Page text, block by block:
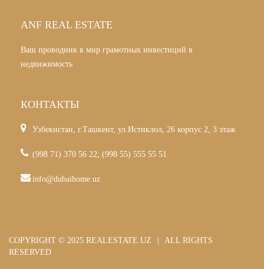
ANF REAL ESTATE
Ваш проводник в мир грамотных инвестиций в
недвижимость
КОНТАКТЫ
Узбекистан, г.Ташкент, ул.Истиклол, 26 корпус 2, 3 этаж
(998 71) 370 56 22; (998 55) 555 55 51
info@dubaihome.uz
COPYRIGHT © 2025 REALESTATE.UZ
ALL RIGHTS
RESERVED